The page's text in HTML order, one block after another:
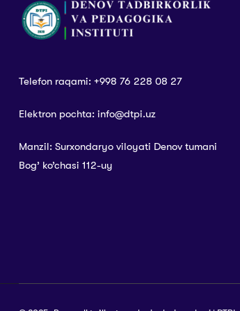
Telefon raqami: +998 76 228 08 27
Elektron pochta: info@dtpi.uz
Manzil: Surxondaryo viloyati Denov tumani
Bog’ ko’chasi 112-uy